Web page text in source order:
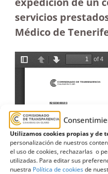
Utilizamos cookies propias y de
personalización de nuestros
el uso de cookies, rechazarlas o
utilizadas. Para editar sus
nuestra Política de cookiesde
servicios
Médico de